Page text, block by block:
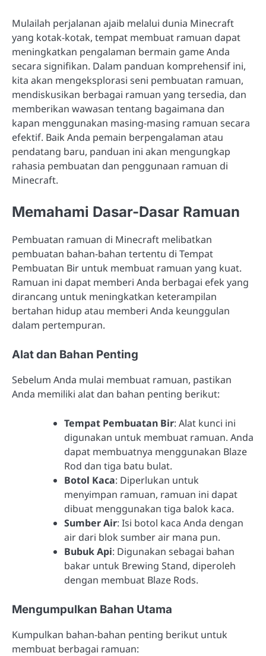
Mulailah perjalanan ajaib melalui dunia Minecraft
yang kotak-kotak, tempat membuat ramuan dapat
meningkatkan pengalaman bermain game Anda
secara signifikan. Dalam panduan komprehensif ini,
kita akan mengeksplorasi seni pembuatan ramuan,
mendiskusikan berbagai ramuan yang tersedia, dan
memberikan wawasan tentang bagaimana dan
kapan menggunakan masing-masing ramuan secara
efektif. Baik Anda pemain berpengalaman atau
pendatang baru, panduan ini akan mengungkap
rahasia pembuatan dan penggunaan ramuan di
Minecraft.
Memahami Dasar-Dasar Ramuan
Pembuatan ramuan di Minecraft melibatkan
pembuatan bahan-bahan tertentu di Tempat
Pembuatan Bir untuk membuat ramuan yang kuat.
Ramuan ini dapat memberi Anda berbagai efek yang
dirancang untuk meningkatkan keterampilan
bertahan hidup atau memberi Anda keunggulan
dalam pertempuran.
Alat dan Bahan Penting
Sebelum Anda mulai membuat ramuan, pastikan
Anda memiliki alat dan bahan penting berikut:
Tempat Pembuatan Bir: Alat kunci ini
digunakan untuk membuat ramuan. Anda
dapat membuatnya menggunakan Blaze
Rod dan tiga batu bulat.
Botol Kaca: Diperlukan untuk
menyimpan ramuan, ramuan ini dapat
dibuat menggunakan tiga balok kaca.
Sumber Air: Isi botol kaca Anda dengan
air dari blok sumber air mana pun.
Bubuk Api: Digunakan sebagai bahan
bakar untuk Brewing Stand, diperoleh
dengan membuat Blaze Rods.
Mengumpulkan Bahan Utama
Kumpulkan bahan-bahan penting berikut untuk
membuat berbagai ramuan: